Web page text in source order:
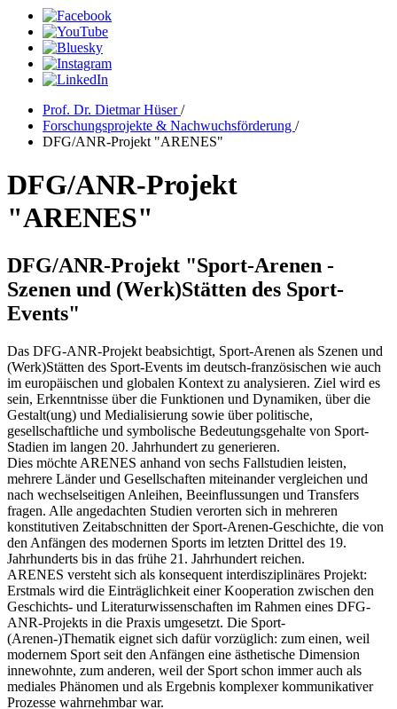
Prof. Dr. Dietmar Hüser/
Forschungsprojekte & Nachwuchsförderung /
DFG/ANR-Projekt "ARENES"
DFG/ANR-Projekt
"ARENES"
DFG/ANR-Projekt "Sport-Arenen -
Szenen und (Werk)Stätten des Sport-
Events"
Das DFG-ANR-Projekt beabsichtigt, Sport-Arenen als Szenen und
(Werk)Stätten des Sport-Events im deutsch-französischen wie auch
im europäischen und globalen Kontext zu analysieren. Ziel wird es
sein, Erkenntnisse über die Funktionen und Dynamiken, über die
Gestalt(ung) und Medialisierung sowie über politische,
gesellschaftliche und symbolische Bedeutungsgehalte von Sport-
Stadien im langen 20. Jahrhundert zu generieren.
Dies möchte ARENES anhand von sechs Fallstudien leisten,
mehrere Länder und Gesellschaften miteinander vergleichen und
nach wechselseitigen Anleihen, Beeinflussungen und Transfers
fragen. Alle angedachten Studien verorten sich in mehreren
konstitutiven Zeitabschnitten der Sport-Arenen-Geschichte, die von
den Anfängen des modernen Sports im letzten Drittel des 19.
Jahrhunderts bis in das frühe 21. Jahrhundert reichen.
ARENES versteht sich als konsequent interdisziplinäres Projekt:
Erstmals wird die Einträglichkeit einer Kooperation zwischen den
Geschichts- und Literaturwissenschaften im Rahmen eines DFG-
ANR-Projekts in die Praxis umgesetzt. Die Sport-
(Arenen-)Thematik eignet sich dafür vorzüglich: zum einen, weil
modernem Sport seit den Anfängen eine ästhetische Dimension
innewohnte, zum anderen, weil der Sport schon immer auch als
mediales Phänomen und als Ergebnis komplexer kommunikativer
Prozesse wahrnehmbar war.